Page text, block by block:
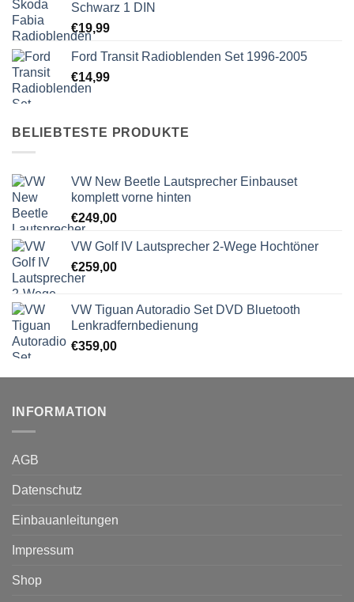
Schwarz 1 DIN
€19,99
Ford Transit Radioblenden Set 1996-2005
€14,99
BELIEBTESTE PRODUKTE
VW New Beetle Lautsprecher Einbauset
komplett vorne hinten
€249,00
VW Golf IV Lautsprecher 2-Wege Hochtöner
€259,00
VW Tiguan Autoradio Set DVD Bluetooth
Lenkradfernbedienung
€359,00
INFORMATION
AGB
Datenschutz
Einbauanleitungen
Impressum
Shop